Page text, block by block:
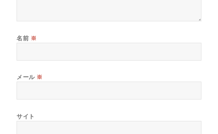
名前 ※
メール ※
サイト